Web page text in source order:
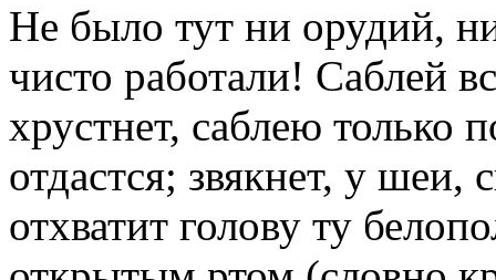
Не было тут ни орудий,
чисто работали! Саблей
хрустнет, саблею только
отдастся; звякнет, у шеи,
отхватит голову ту